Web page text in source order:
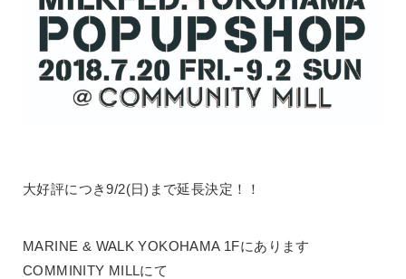
大好評につき9/2(日)まで延長決定！！
MARINE & WALK YOKOHAMA 1Fにあります
COMMINITY MILLにて